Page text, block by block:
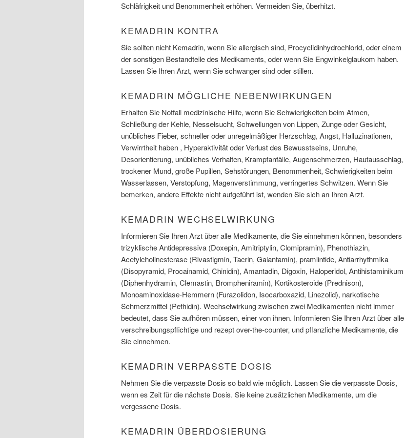
Schläfrigkeit und Benommenheit erhöhen. Vermeiden Sie, überhitzt.
KEMADRIN KONTRA
Sie sollten nicht Kemadrin, wenn Sie allergisch sind, Procyclidinhydrochlorid, oder einem
der sonstigen Bestandteile des Medikaments, oder wenn Sie Engwinkelglaukom haben.
Lassen Sie Ihren Arzt, wenn Sie schwanger sind oder stillen.
KEMADRIN MÖGLICHE NEBENWIRKUNGEN
Erhalten Sie Notfall medizinische Hilfe, wenn Sie Schwierigkeiten beim Atmen,
Schließung der Kehle, Nesselsucht, Schwellungen von Lippen, Zunge oder Gesicht,
unübliches Fieber, schneller oder unregelmäßiger Herzschlag, Angst, Halluzinationen,
Verwirrtheit haben , Hyperaktivität oder Verlust des Bewusstseins, Unruhe,
Desorientierung, unübliches Verhalten, Krampfanfälle, Augenschmerzen, Hautausschlag,
trockener Mund, große Pupillen, Sehstörungen, Benommenheit, Schwierigkeiten beim
Wasserlassen, Verstopfung, Magenverstimmung, verringertes Schwitzen. Wenn Sie
bemerken, andere Effekte nicht aufgeführt ist, wenden Sie sich an Ihren Arzt.
KEMADRIN WECHSELWIRKUNG
Informieren Sie Ihren Arzt über alle Medikamente, die Sie einnehmen können, besonders
trizyklische Antidepressiva (Doxepin, Amitriptylin, Clomipramin), Phenothiazin,
Acetylcholinesterase (Rivastigmin, Tacrin, Galantamin), pramlintide, Antiarrhythmika
(Disopyramid, Procainamid, Chinidin), Amantadin, Digoxin, Haloperidol, Antihistaminikum
(Diphenhydramin, Clemastin, Brompheniramin), Kortikosteroide (Prednison),
Monoaminoxidase-Hemmern (Furazolidon, Isocarboxazid, Linezolid), narkotische
Schmerzmittel (Pethidin). Wechselwirkung zwischen zwei Medikamenten nicht immer
bedeutet, dass Sie aufhören müssen, einer von ihnen. Informieren Sie Ihren Arzt über alle
verschreibungspflichtige und rezept over-the-counter, und pflanzliche Medikamente, die
Sie einnehmen.
KEMADRIN VERPASSTE DOSIS
Nehmen Sie die verpasste Dosis so bald wie möglich. Lassen Sie die verpasste Dosis,
wenn es Zeit für die nächste Dosis. Sie keine zusätzlichen Medikamente, um die
vergessene Dosis.
KEMADRIN ÜBERDOSIERUNG